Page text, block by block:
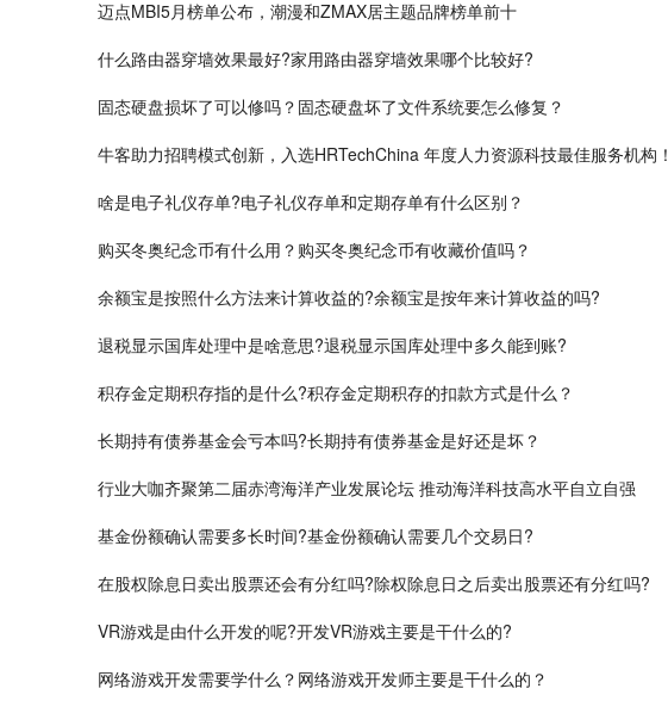
迈点MBI5月榜单公布，潮漫和ZMAX居主题品牌榜单前十
什么路由器穿墙效果最好?家用路由器穿墙效果哪个比较好?
固态硬盘损坏了可以修吗？固态硬盘坏了文件系统要怎么修复？
牛客助力招聘模式创新，入选HRTechChina 年度人力资源科技最佳服务机构！
啥是电子礼仪存单?电子礼仪存单和定期存单有什么区别？
购买冬奥纪念币有什么用？购买冬奥纪念币有收藏价值吗？
余额宝是按照什么方法来计算收益的?余额宝是按年来计算收益的吗?
退税显示国库处理中是啥意思?退税显示国库处理中多久能到账?
积存金定期积存指的是什么?积存金定期积存的扣款方式是什么？
长期持有债券基金会亏本吗?长期持有债券基金是好还是坏？
行业大咖齐聚第二届赤湾海洋产业发展论坛 推动海洋科技高水平自立自强
基金份额确认需要多长时间?基金份额确认需要几个交易日?
在股权除息日卖出股票还会有分红吗?除权除息日之后卖出股票还有分红吗?
VR游戏是由什么开发的呢?开发VR游戏主要是干什么的?
网络游戏开发需要学什么？网络游戏开发师主要是干什么的？